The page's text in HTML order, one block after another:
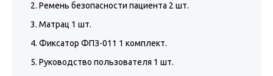
2. Ремень безопасности пациента 2 шт.
3. Матрац 1 шт.
4. Фиксатор ФПЗ-011 1 комплект.
5. Руководство пользователя 1 шт.